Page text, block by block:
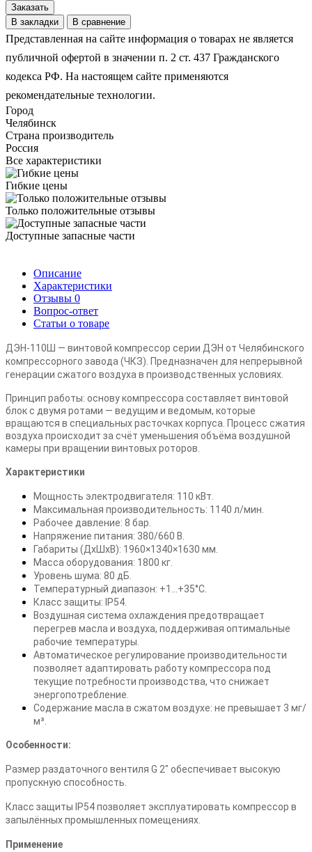
Заказать
В закладки
В сравнение
Представленная на сайте информация о товарах не является
публичной офертой в значении п. 2 ст. 437 Гражданского
кодекса РФ. На настоящем сайте применяются
рекомендательные технологии.
Город
Челябинск
Страна производитель
Россия
Все характеристики
Гибкие цены
Только положительные отзывы
Доступные запасные части
Описание
Характеристики
Отзывы 0
Вопрос-ответ
Статьи о товаре
ДЭН-110Ш — винтовой компрессор серии ДЭН от Челябинского
компрессорного завода (ЧКЗ). Предназначен для непрерывной
генерации сжатого воздуха в производственных условиях.
Принцип работы: основу компрессора составляет винтовой
блок с двумя ротами — ведущим и ведомым, которые
вращаются в специальных расточках корпуса. Процесс сжатия
воздуха происходит за счёт уменьшения объёма воздушной
камеры при вращении винтовых роторов.
Характеристики
Мощность электродвигателя: 110 кВт.
Максимальная производительность: 1140 л/мин.
Рабочее давление: 8 бар.
Напряжение питания: 380/660 В.
Габариты (ДхШхВ): 1960×1340×1630 мм.
Масса оборудования: 1800 кг.
Уровень шума: 80 дБ.
Температурный диапазон: +1...+35°С.
Класс защиты: IP54.
Воздушная система охлаждения предотвращает
перегрев масла и воздуха, поддерживая оптимальные
рабочие температуры.
Автоматическое регулирование производительности
позволяет адаптировать работу компрессора под
текущие потребности производства, что снижает
энергопотребление.
Содержание масла в сжатом воздухе: не превышает 3 мг/
м³.
Особенности:
Размер раздаточного вентиля G 2" обеспечивает высокую
пропускную способность.
Класс защиты IP54 позволяет эксплуатировать компрессор в
запылённых промышленных помещениях.
Применение